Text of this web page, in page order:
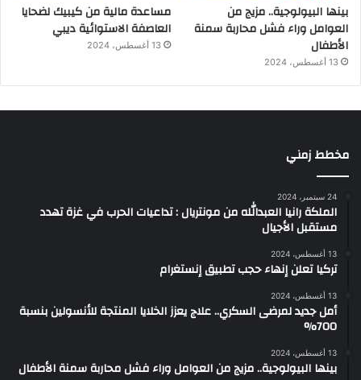
بينها البيولوجية.. مزيج من
العوامل وراء فشل محاربة سمنة
الأطفال
13 أغسطس، 2024
مساعدة مالية من كيبيك لضحايا
العاصفة الاستوائية ديبي
13 أغسطس، 2024
مخطط زمني
24 سبتمبر، 2024
الملكة رانيا العبدالله من مونتريال : تداعيات الحرب في غزة تهدد
مستقبل الأجيال
13 أغسطس، 2024
تركيا تعلن إنهاء حجب تطبيق إنستغرام
13 أغسطس، 2024
أمل جديد لمرضى السكري.. علاج يعزز الخلايا المنتجة للأنسولين بنسبة
700%
13 أغسطس، 2024
بينها البيولوجية.. مزيج من العوامل وراء فشل محاربة سمنة الأطفال